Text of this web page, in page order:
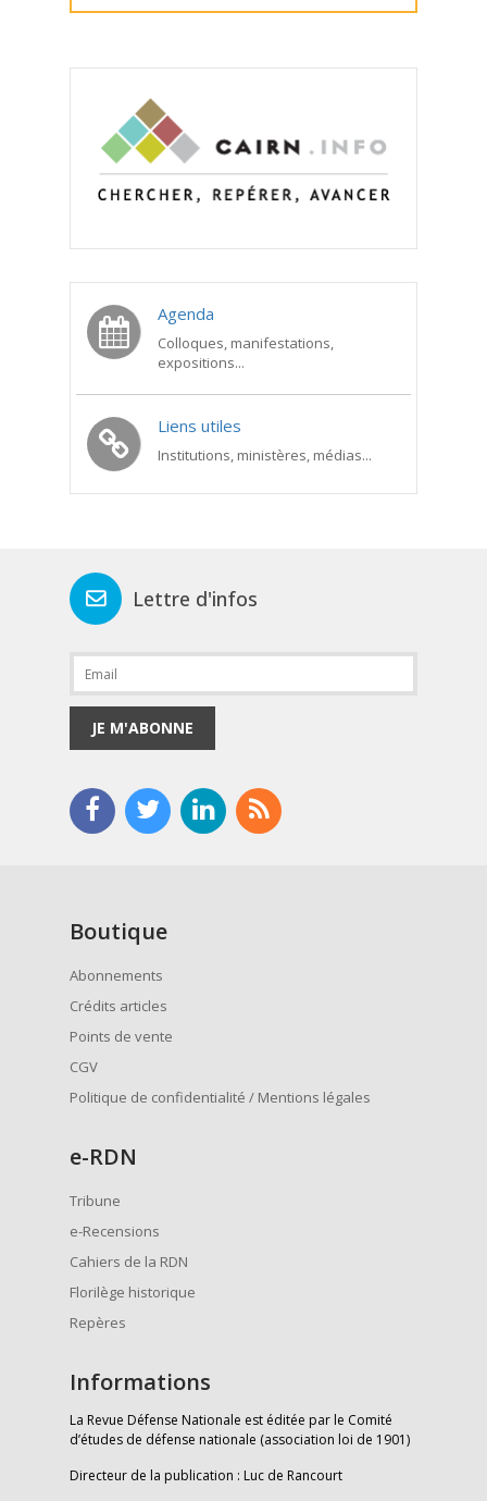
Agenda
Colloques, manifestations,
expositions...
Liens utiles
Institutions, ministères, médias...
Lettre d'infos
JE M'ABONNE
Boutique
Abonnements
Crédits articles
Points de vente
CGV
Politique de confidentialité / Mentions légales
e-RDN
Tribune
e-Recensions
Cahiers de la RDN
Florilège historique
Repères
Informations
La Revue Défense Nationale est éditée par le Comité
d’études de défense nationale (association loi de 1901)
Directeur de la publication : Luc de Rancourt